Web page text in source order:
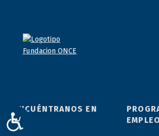
ENCUÉNTRANOS EN
EMPLEO